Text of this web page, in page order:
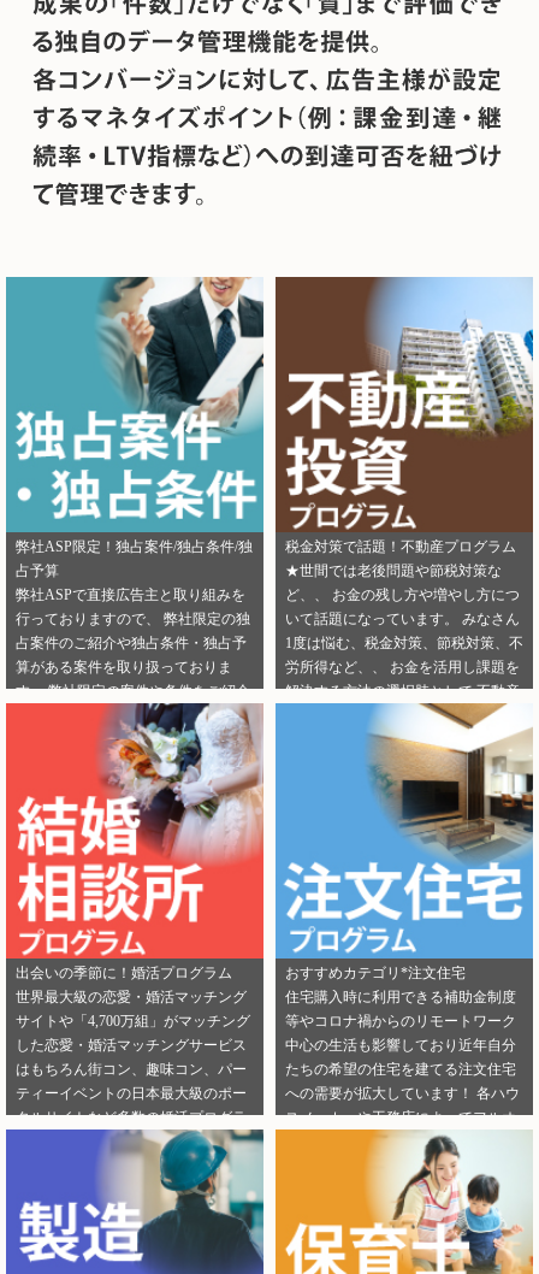
弊社ASP限定！独占案件/独占条件/独
占予算
弊社ASPで直接広告主と取り組みを
行っておりますので、 弊社限定の独
占案件のご紹介や独占条件・独占予
算がある案件を取り扱っておりま
す。 弊社限定の案件や条件をご紹介
できるカテゴリーは下記となりま
す。 ・健康食品 ・美容 ・転職エー
ジェント（IT/エンジニア求人） ・転
職エージェント（一般求人） ・転職
エージェント（工場求人） ・生理管
理ツール ・不動産（売却） ・不動産
（投資） ・不動産（外壁） ・不動産
（注文住宅） ・引越し ・ランドセル
是非この機会に、新規でご登録いた
だくアフィリエイター様は 「お申込
みはこちら」からご登録時のプロフ
ィール欄に 「独占案件・独占条件の
お知らせ」を見たという旨をご入力
ください。 メディパートナーにご登
録いただいている アフィリエイター
様は「お問い合わせはこちら」から
ご連絡ください。
税金対策で話題！不動産プログラム
★世間では老後問題や節税対策な
ど、、 お金の残し方や増やし方につ
いて話題になっています。 みなさん
1度は悩む、税金対策、節税対策、不
労所得など、、 お金を活用し課題を
解決する方法の選択肢として 不動産
投資を選択する人が増えてきていま
す。 サラリーマンからでも始められ
る不動産投資は税金対策として注目
を浴びています。 弊社では独占案件
や好条件でのご案内が可能になりま
す！ 資料請求からオンライン面談な
ど複数相談方法があり訴求がしやす
いカテゴリにもなります。 ぜひご掲
載のご検討をよろしくお願いしま
す！ ★ 新規でご登録いただくアフィ
リエイター様は 「お申込みはこち
ら」からご登録時のプロフィール欄
に 注目のカテゴリを見たという旨を
ご入力ください。 メディパートナー
にご登録いただいている アフィリエ
イター様は「お問い合わせはこち
ら」から ご連絡ください。
出会いの季節に！婚活プログラム
世界最大級の恋愛・婚活マッチング
サイトや「4,700万組」がマッチング
した恋愛・婚活マッチングサービス
はもちろん街コン、趣味コン、パー
ティーイベントの日本最大級のポー
タルサイトなど多数の婚活プログラ
ムを取り扱っております！ 新規でご
登録いただくアフィリエイター様は
「お申込みはこちら」からご登録時
のプロフィール欄に注目のカテゴリ
を見たという旨をご入力ください。
メディパートナーにご登録いただい
おすすめカテゴリ*注文住宅
住宅購入時に利用できる補助金制度
等やコロナ禍からのリモートワーク
中心の生活も影響しており近年自分
たちの希望の住宅を建てる注文住宅
への需要が拡大しています！ 各ハウ
スメーカーや工務店によってフルオ
ーダー住宅・セミオーダー住宅など
様々な取扱いがありユーザーの好み
をくみ取って家づくりをサポ―トし
てくれます。 新規でご登録いただく
アフィリエイター様は「お申込みは
こちら」からご登録時のプロフィー